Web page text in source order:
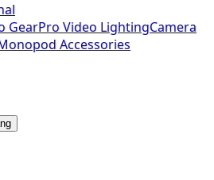
GearPro Video LightingCamera
Accessories